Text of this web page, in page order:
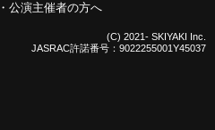
公演主催者の方へ
(C) 2021- SKIYAKI Inc.
JASRAC許諾番号：9022255001Y45037